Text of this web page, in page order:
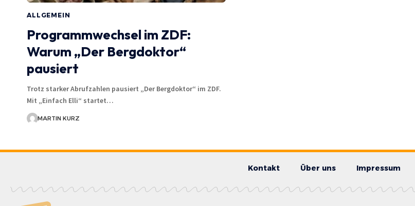
ALLGEMEIN
Programmwechsel im ZDF:
Warum „Der Bergdoktor“
pausiert
Trotz starker Abrufzahlen pausiert „Der Bergdoktor“ im ZDF.
Mit „Einfach Elli“ startet…
MARTIN KURZ
Kontakt Über uns Impressum